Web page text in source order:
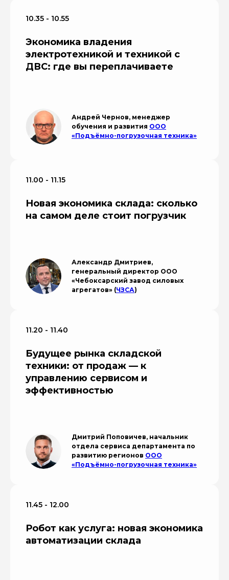
10.35 - 10.55
Экономика владения
электротехникой и техникой с
ДВС: где вы переплачиваете
Андрей Чернов, менеджер
обучения и развития ООО
«Подъёмно-погрузочная техника»
11.00 - 11.15
Новая экономика склада: сколько
на самом деле стоит погрузчик
Александр Дмитриев,
генеральный директор ООО
«Чебоксарский завод силовых
агрегатов» (ЧЗСА)
11.20 - 11.40
Будущее рынка складской
техники: от продаж — к
управлению сервисом и
эффективностью
Дмитрий Поповичев, начальник
отдела сервиса департамента по
развитию регионов ООО
«Подъёмно-погрузочная техника»
11.45 - 12.00
Робот как услуга: новая экономика
автоматизации склада